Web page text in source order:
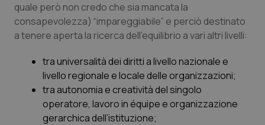
quale però non credo che sia mancata la
consapevolezza) “impareggiabile” e perciò destinato
a tenere aperta la ricerca dell’equilibrio a vari altri livelli:
tra universalità dei diritti a livello nazionale e
livello regionale e locale delle organizzazioni;
tra autonomia e creatività del singolo
operatore, lavoro in équipe e organizzazione
gerarchica dell’istituzione;
tracking-sites-ironfish-
tracking-enable
www.quotidianosanita.it